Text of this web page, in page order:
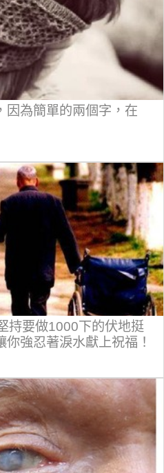
因為簡單的兩個字，在
持要做1000下的伏地挺
強忍著淚水獻上祝福！